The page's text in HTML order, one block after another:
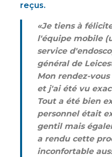
reçus.
«Je tiens à
l'équipe mobile
service
général de
Mon rendez-
et j'ai été vu
Tout a été bien
personnel était
gentil mais
a rendu cette
inconfortable